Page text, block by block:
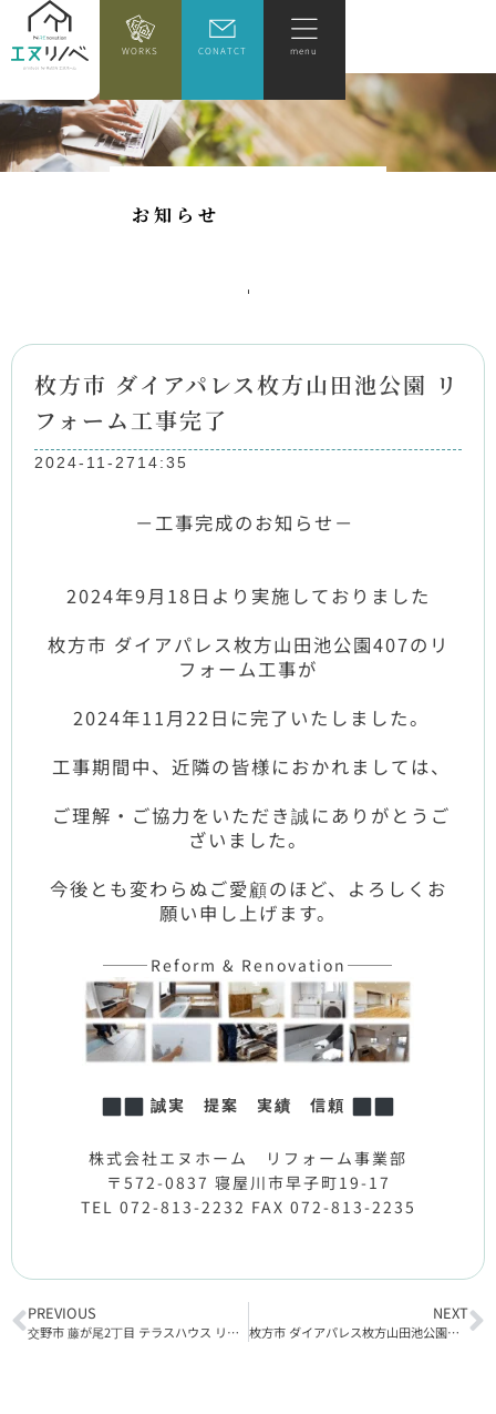
WORKS CONATCT menu
お知 ら せ
枚方市 ダイアパレス枚方山田池公園 リ
フォーム工事完了
2024-11-27 14:35
－工事完成のお知らせ－
2024年9月18日より実施しておりました
枚方市 ダイアパレス枚方山田池公園407のリ
フォーム工事が
2024年11月22日に完了いたしました。
工事期間中、近隣の皆様におかれましては、
ご理解・ご協力をいただき誠にありがとうご
ざいました。
今後とも変わらぬご愛顧のほど、よろしくお
願い申し上げます。
———Reform & Renovation———
誠実 提案 実績 信頼
株式会社エヌホーム リフォーム事業部
〒572-0837 寝屋川市早子町19-17
TEL 072-813-2232 FAX 072-813-2235
PREVIOUS
交野市 藤が尾2丁目 テラスハウス リフォーム工事完了
NEXT
枚方市 ダイアパレス枚方山田池公園 リノベーション完成内覧会のお知らせ